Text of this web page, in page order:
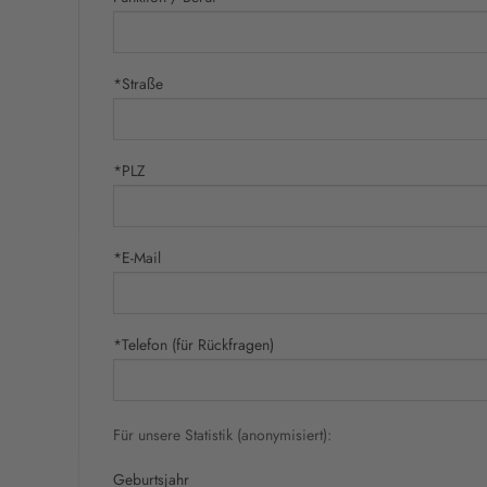
*Straße
*PLZ
*E-Mail
*Telefon (für Rückfragen)
Für unsere Statistik (anonymisiert):
Geburtsjahr